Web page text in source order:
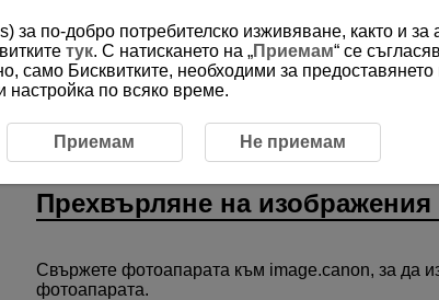
Прехвърляне на изображения в image.canon
Прехвърляне на изображения
Свържете фотоапарата към image.canon, за да
фотоапарата.
за по-добро потребителско изживяване, както и
тук. С натискането на „Приемам“ се
само Бисквитките, необходими за
настройка по всяко време.
Приемам Не приемам